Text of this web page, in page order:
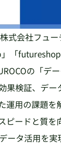
式会社フュ
「
の「デ
果検証、デ
運用の課題
ードと質を
タ活用を実